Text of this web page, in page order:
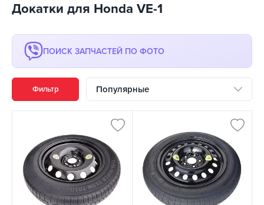
Докатки для Honda VE-1
ПОИСК ЗАПЧАСТЕЙ ПО ФОТО
Фильтр Популярные